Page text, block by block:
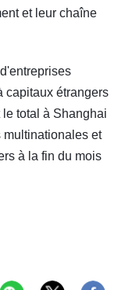
et leur chaîne
capitaux étrangers
total à Shanghai
multinationales et
à la fin du mois